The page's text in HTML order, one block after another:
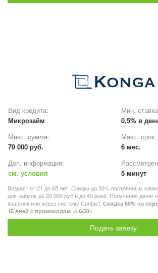
Вид кредита:
Микрозайм
Мин.
0,5% в
Макс. сумма:
70 000 руб.
Макс. срок:
6 мес.
Доп. информация:
см. условия
5 минут
Возраст от 21 до 65 лет. Скидки до 30% постоянным
для займов до 20 000 руб и до 40 дней. Получение денег
кошелек или через систему Contact. Скидка 50% на
15 дней с промокодом «LG50»
Подать заявку